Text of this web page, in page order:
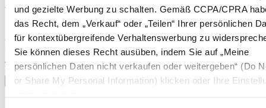
und gezielte Werbung zu schalten. Gemäß CCPA/CPRA
das Recht, dem „Verkauf“ oder „Teilen“ Ihrer persönlichen
für kontextübergreifende Verhaltenswerbung zu
Sie können dieses Recht ausüben, indem Sie auf „Meine
persönlichen Daten nicht verkaufen oder weitergeben“ (Do
or Share My Personal Information) klicken oder Ihre
Willkommen im CERTINA Club
Abonnieren Sie unseren Newsletter und erhalten Sie exklusive
Information
Anmelden
Land/Region auswählen
Sprachumschalter